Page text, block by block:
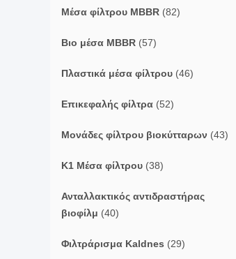
Μέσα φίλτρου MBBR (82)
Βιο μέσα MBBR (57)
Πλαστικά μέσα φίλτρου (46)
Επικεφαλής φίλτρα (52)
Μονάδες φίλτρου βιοκύτταρων (43)
Κ1 Μέσα φίλτρου (38)
Ανταλλακτικός αντιδραστήρας
βιοφίλμ (40)
Φιλτράρισμα Kaldnes (29)